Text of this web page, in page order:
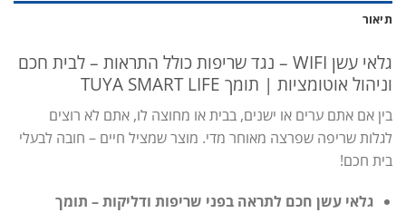
תיאור
גלאי עשן WIFI – נגד שריפות כולל התראות – לבית חכם
וניהול אוטומציות | תומך TUYA SMART LIFE
בין אם אתם ערים או ישנים, בבית או מחוצה לו, אתם לא רוצים
לגלות שריפה שפרצה מאוחר מדי. מוצר שמציל חיים – חובה לבעלי
בית חכם!
גלאי עשן חכם לתראה בפני שריפות ודליקות – תומך